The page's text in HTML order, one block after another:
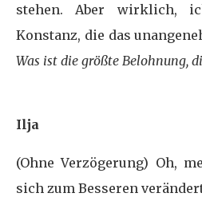
stehen. Aber wirklich,
Konstanz, die das
Was ist die größte Belohnung,
Ilja
(Ohne Verzögerung) Oh,
sich zum Besseren